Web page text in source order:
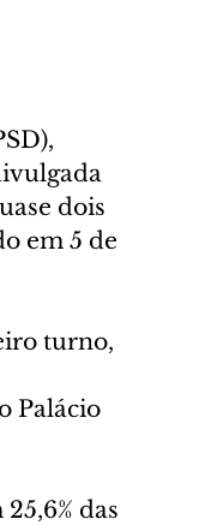
dois
em 5 de
turno,
Palácio
das